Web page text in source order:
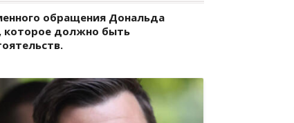
обращения Дональда
которое должно быть